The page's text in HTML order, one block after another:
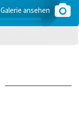
Galerie ansehen